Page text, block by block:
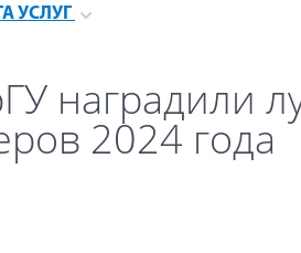
УСЛУГ
наградили
2024 года